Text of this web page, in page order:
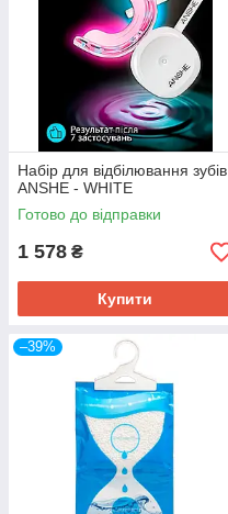
Набір для відбілювання зубів
ANSHE - WHITE
Готово до відправки
1 578 ₴
Купити
–39%